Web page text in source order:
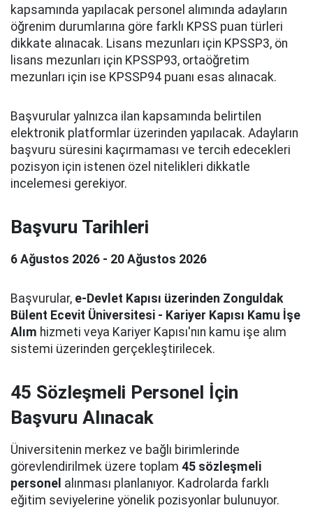
kapsamında yapılacak personel alımında adayların
öğrenim durumlarına göre farklı KPSS puan türleri
dikkate alınacak. Lisans mezunları için KPSSP3, ön
lisans mezunları için KPSSP93, ortaöğretim
mezunları için ise KPSSP94 puanı esas alınacak.
Başvurular yalnızca ilan kapsamında belirtilen
elektronik platformlar üzerinden yapılacak. Adayların
başvuru süresini kaçırmaması ve tercih edecekleri
pozisyon için istenen özel nitelikleri dikkatle
incelemesi gerekiyor.
Başvuru Tarihleri
6 Ağustos 2026 - 20 Ağustos 2026
Başvurular, e-Devlet Kapısı üzerinden Zonguldak
Bülent Ecevit Üniversitesi - Kariyer Kapısı Kamu İşe
Alım hizmeti veya Kariyer Kapısı'nın kamu işe alım
sistemi üzerinden gerçekleştirilecek.
45 Sözleşmeli Personel İçin
Başvuru Alınacak
Üniversitenin merkez ve bağlı birimlerinde
görevlendirilmek üzere toplam 45 sözleşmeli
personel alınması planlanıyor. Kadrolarda farklı
eğitim seviyelerine yönelik pozisyonlar bulunuyor.